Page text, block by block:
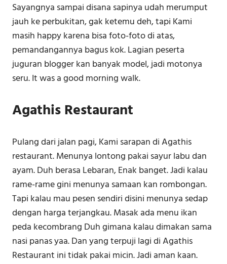
Sayangnya sampai disana sapinya udah merumput
jauh ke perbukitan, gak ketemu deh, tapi Kami
masih happy karena bisa foto-foto di atas,
pemandangannya bagus kok. Lagian peserta
juguran blogger kan banyak model, jadi motonya
seru. It was a good morning walk.
Agathis Restaurant
Pulang dari jalan pagi, Kami sarapan di Agathis
restaurant. Menunya lontong pakai sayur labu dan
ayam. Duh berasa Lebaran, Enak banget. Jadi kalau
rame-rame gini menunya samaan kan rombongan.
Tapi kalau mau pesen sendiri disini menunya sedap
dengan harga terjangkau. Masak ada menu ikan
peda kecombrang Duh gimana kalau dimakan sama
nasi panas yaa. Dan yang terpuji lagi di Agathis
Restaurant ini tidak pakai micin. Jadi aman kaan.